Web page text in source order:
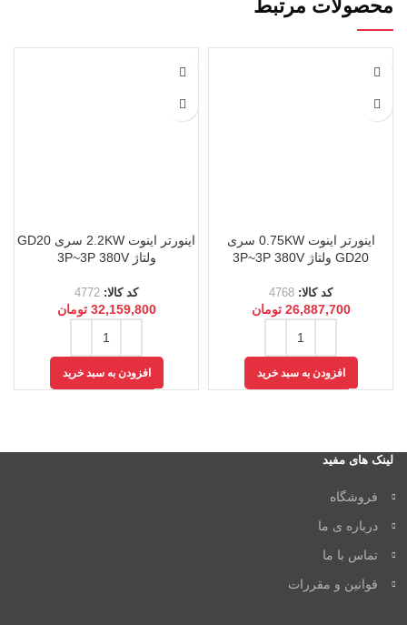
محصولات مرتبط
اینورتر اینوت 0.75KW سری
GD20 ولتاژ 3P~3P 380V
کد کالا: 4768
26,887,700 تومان
افزودن به سبد خرید
اینورتر اینوت 2.2KW سری GD20
ولتاژ 3P~3P 380V
کد کالا: 4772
32,159,800 تومان
افزودن به سبد خرید
لینک های مفید
فروشگاه
درباره ی ما
تماس با ما
قوانین و مقررات